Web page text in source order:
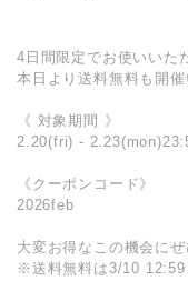
4日間限定でお使いいた
本日より送料無料も開
《 対象期間 》
2.20(fri) -
《クーポンコード》
2026feb
大変お得なこの機会にぜ
※送料無料は3/10 12:59